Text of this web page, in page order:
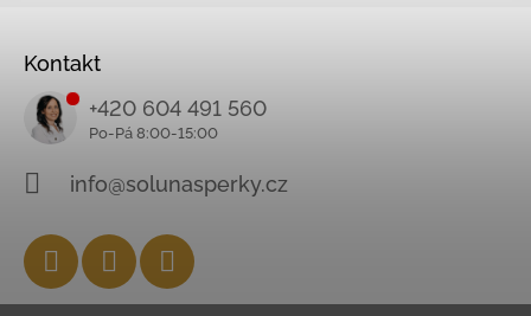
Kontakt
+420 604 491 560
info@solunasperky.cz